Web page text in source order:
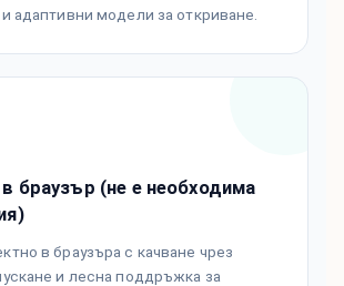
адаптивни модели за откриване.
браузър (не е необходима
в браузъра с качване чрез
и лесна поддръжка за